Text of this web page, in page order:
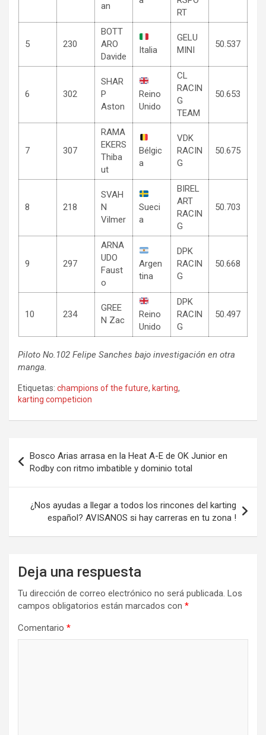
an
RT
5 230
BOTT
ARO
Davide
Italia
GELU
MINI
50.537
6 302
SHAR
P
Aston
Reino
Unido
CL
RACIN
G
TEAM
50.653
7 307
RAMA
EKERS
Thiba
ut
Bélgic
a
VDK
RACIN
G
50.675
8 218
SVAH
N
Vilmer
Sueci
a
BIREL
ART
RACIN
G
50.703
9 297
ARNA
UDO
Faust
o
Argen
tina
DPK
RACIN
G
50.668
10 234
GREE
N Zac
Reino
Unido
DPK
RACIN
G
50.497
Piloto No.102 Felipe Sanches bajo investigación en otra
manga.
Etiquetas: champions of the future, karting,
karting competicion
de
entradas
Bosco Arias arrasa en la Heat A-E de OK Junior en
Rodby con ritmo imbatible y dominio total
¿Nos ayudas a llegar a todos los rincones del karting
español? AVISANOS si hay carreras en tu zona !
Deja una respuesta
Tu dirección de correo electrónico no será publicada. Los
campos obligatorios están marcados con *
Comentario *